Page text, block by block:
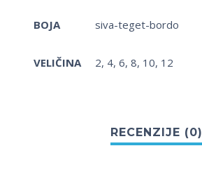
BOJA siva-teget-bordo
VELIČINA 2, 4, 6, 8, 10, 12